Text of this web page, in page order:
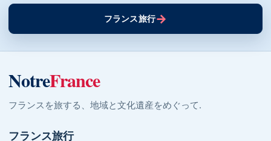
フランス旅行→
NotreFrance
フランスを旅する、地域と文化遺産をめぐって.
フランス旅行